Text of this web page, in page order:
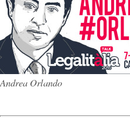
Andrea Orlando